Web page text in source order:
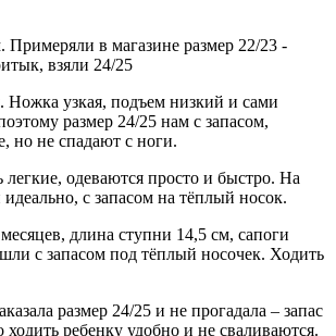
Примеряли в магазине размер 22/23 -
взяли 24/25
Ножка узкая, подъем низкий и сами
размер 24/25 нам с запасом,
но не спадают с ноги.
легкие, одеваются просто и быстро. На
с запасом на тёплый носок.
длина ступни 14,5 см, сапоги
с запасом под тёплый носочек. Ходить
размер 24/25 и не прогадала – запас
ходить ребенку удобно и не сваливаются.